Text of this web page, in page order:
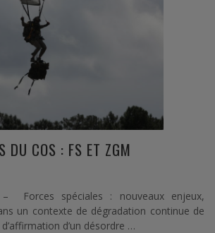
DU COS : FS ET ZGM
Forces spéciales : nouveaux enjeux,
un contexte de dégradation continue de
d’un désordre …